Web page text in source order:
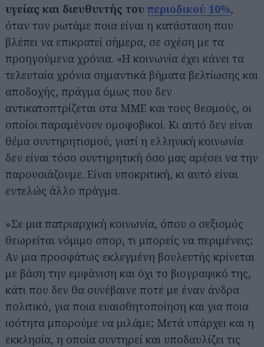
υγείας και διευθυντής του περιοδικού 10%,
όταν τον ρωτάμε ποια είναι η κατάσταση που
βλέπει να επικρατεί σήμερα, σε σχέση με τα
προηγούμενα χρόνια. «Η κοινωνία έχει κάνει τα
τελευταία χρόνια σημαντικά βήματα βελτίωσης και
αποδοχής, πράγμα όμως που δεν
αντικατοπτρίζεται στα ΜΜΕ και τους θεσμούς, οι
οποίοι παραμένουν ομοφοβικοί. Κι αυτό δεν είναι
θέμα συντηρητισμού, γιατί η ελληνική κοινωνία
δεν είναι τόσο συντηρητική όσο μας αρέσει να την
παρουσιάζουμε. Είναι υποκριτική, κι αυτό είναι
εντελώς άλλο πράγμα.
»Σε μια πατριαρχική κοινωνία, όπου ο σεξισμός
θεωρείται νόμιμο σπορ, τι μπορείς να περιμένεις;
Αν μια προσφάτως εκλεγμένη βουλευτής κρίνεται
με βάση την εμφάνιση και όχι το βιογραφικό της,
κάτι που δεν θα συνέβαινε ποτέ με έναν άνδρα
πολιτικό, για ποια ευαισθητοποίηση και για ποια
ισότητα μπορούμε να μιλάμε; Μετά υπάρχει και η
εκκλησία, η οποία συντηρεί και υποδαυλίζει τις